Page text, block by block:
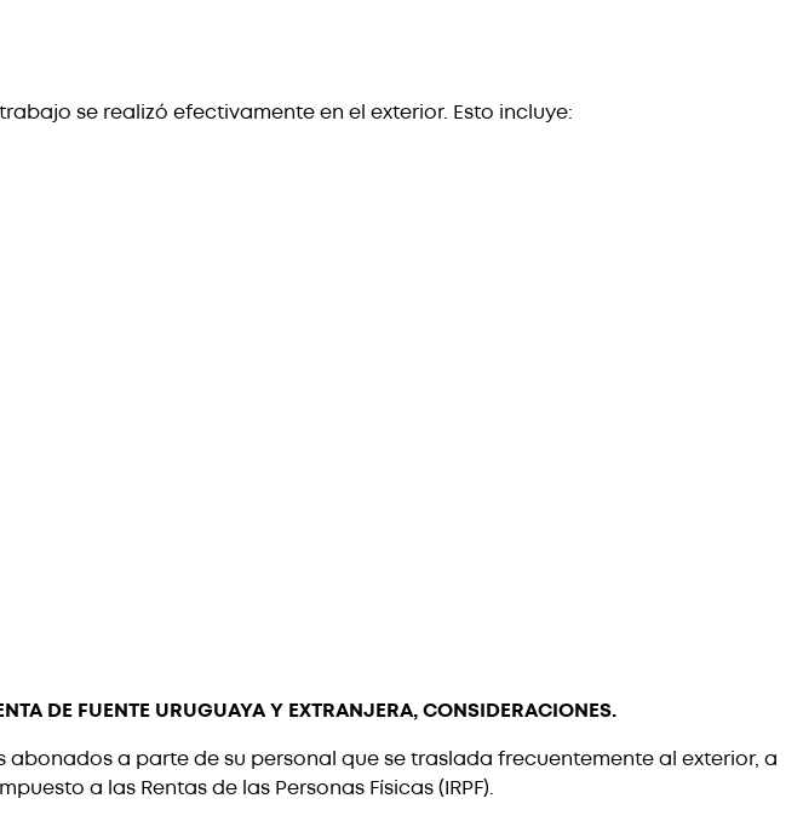
se realizó efectivamente en el exterior. Esto incluye:
DE FUENTE URUGUAYA Y EXTRANJERA, CONSIDERACIONES.
a parte de su personal que se traslada frecuentemente al exterior, a
a las Rentas de las Personas Físicas (IRPF).